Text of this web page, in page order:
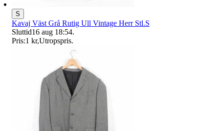
S
Kavaj Väst Grå Rutig Ull Vintage Herr Stl.S
Sluttid16 aug 18:54.
Pris:1 kr,Utropspris.